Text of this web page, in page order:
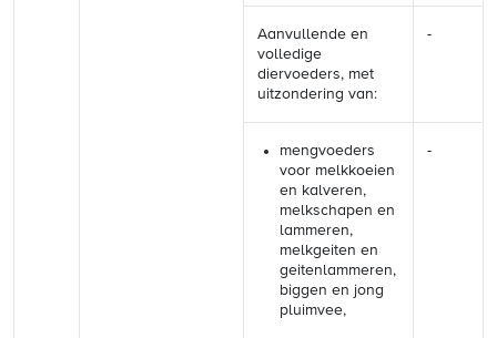
Aanvullende en
volledige
diervoeders, met
uitzondering van:
-
mengvoeders
voor melkkoeien
en kalveren,
melkschapen en
lammeren,
melkgeiten en
geitenlammeren,
biggen en jong
pluimvee,
-